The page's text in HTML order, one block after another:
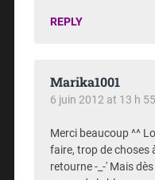
REPLY
Marika1001
6 juin 2012 at 13 h
Merci beaucoup ^^
faire, trop de choses
retourne -_-' Mais